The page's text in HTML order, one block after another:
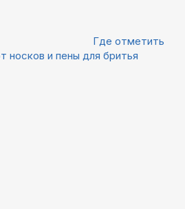
Где отметить
носков и пены для бритья